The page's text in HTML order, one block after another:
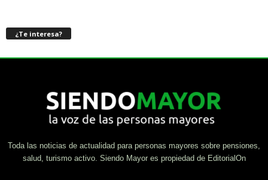
¿Te interesa?
Toda las noticias de actualidad para personas mayores sobre pensiones,
salud, turismo activo. Siendo Mayor es propiedad de EditorialOn